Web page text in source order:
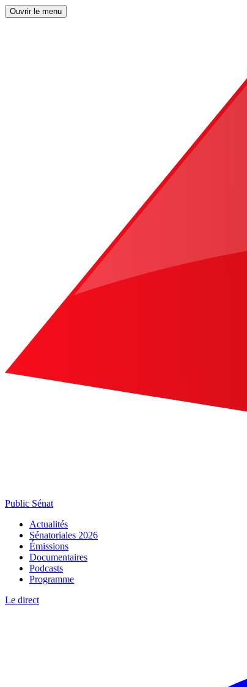
Ouvrir le menu
Public Sénat
Actualités
Sénatoriales 2026
Émissions
Documentaires
Podcasts
Programme
Le direct